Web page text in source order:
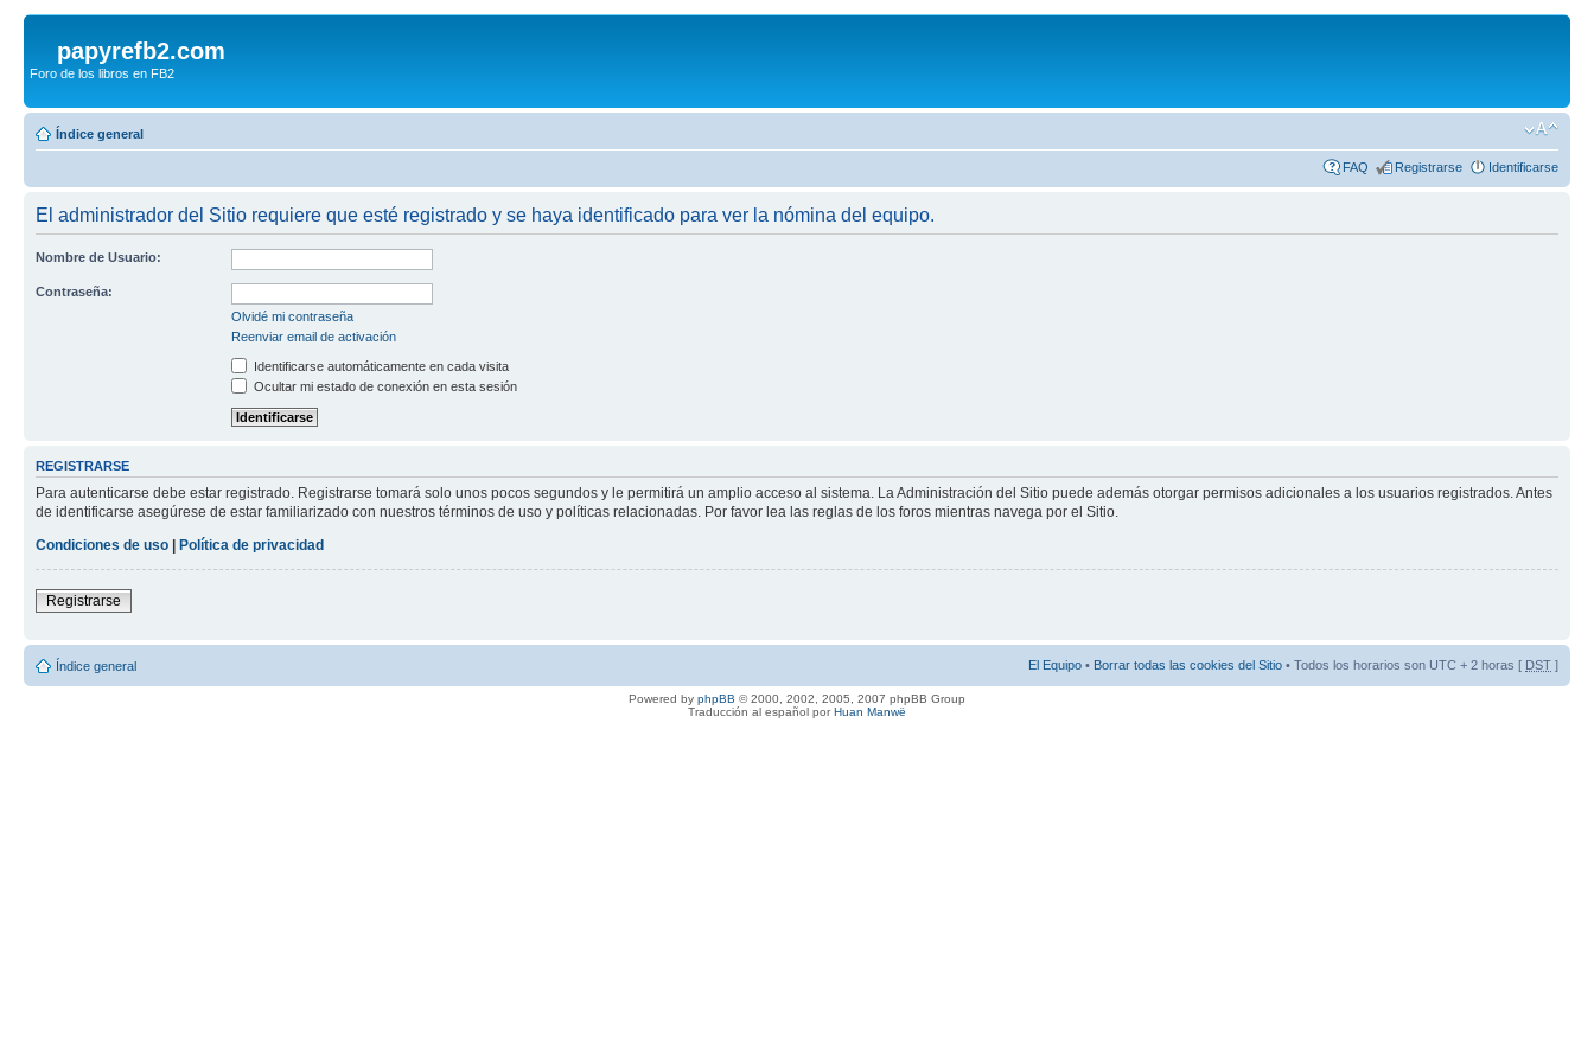
papyrefb2.com
Foro de los libros en FB2
Índice general
FAQ Registrarse Identificarse
El administrador del Sitio requiere que esté registrado y se haya identificado para ver la nómina del equipo.
Nombre de Usuario:
Contraseña:
Olvidé mi contraseña
Reenviar email de activación
Identificarse automáticamente en cada visita
Ocultar mi estado de conexión en esta sesión
REGISTRARSE
Para autenticarse debe estar registrado. Registrarse tomará solo unos pocos segundos y le permitirá un amplio acceso al sistema. La Administración del Sitio puede además otorgar permisos adicionales a los usuarios registrados. Antes
de identificarse asegúrese de estar familiarizado con nuestros términos de uso y políticas relacionadas. Por favor lea las reglas de los foros mientras navega por el Sitio.
Condiciones de uso
Política de privacidad
Registrarse
Índice general El Equipo • Borrar todas las cookies del Sitio • Todos los horarios son UTC + 2 horas [ DST ]
Powered by phpBB © 2000, 2002, 2005, 2007 phpBB Group
Traducción al español porHuan Manwë